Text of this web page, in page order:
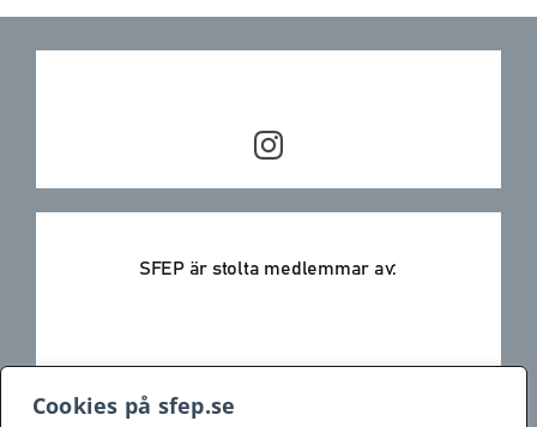
Cookies på sfep.se
SFEP är stolta medlemmar av:
Världens största organisation för certifierade
estetiska plastikkirurger. Medlemmarna följer globala